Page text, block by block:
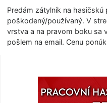
Predám zátylník na hasičskú
poškodený/pou­žívaný. V
vrstva a na pravom boku sa
pošlem na email. Cenu